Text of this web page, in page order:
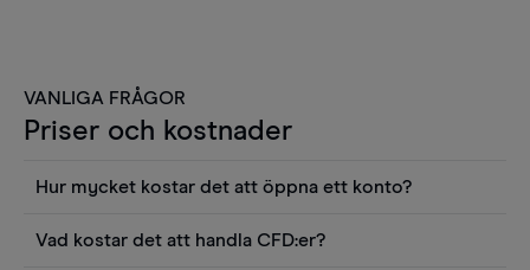
VANLIGA FRÅGOR
Priser och kostnader
Hur mycket kostar det att öppna ett konto?
Vad kostar det att handla CFD:er?